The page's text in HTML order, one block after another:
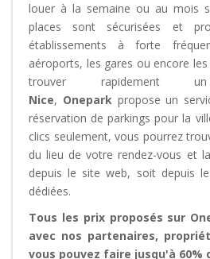
louer à la semaine ou au mois
places sont sécurisées et
établissements à forte
aéroports, les gares ou encore
trouver rapidement
Nice, Oneparkpropose un
réservation de parkings pour la
clics seulement, vous pourrez
du lieu de votre rendez-vous et
depuis le site web, soit depuis
dédiées.
Tous les prix proposés sur
avec nos partenaires,
vous pouvez faire jusqu'à 60%